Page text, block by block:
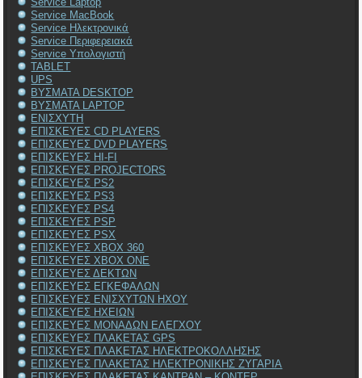
Service MacBook
Service Ηλεκτρονικά
Service Περιφερειακά
Service Υπολογιστή
TABLET
UPS
ΒΥΣΜΑΤΑ DESKTOP
ΒΥΣΜΑΤΑ LAPTOP
ΕΝΙΣΧΥΤΗ
ΕΠΙΣΚΕΥΕΣ CD PLAYERS
ΕΠΙΣΚΕΥΕΣ DVD PLAYERS
ΕΠΙΣΚΕΥΕΣ HI-FI
ΕΠΙΣΚΕΥΕΣ PROJECTORS
ΕΠΙΣΚΕΥΕΣ PS2
ΕΠΙΣΚΕΥΕΣ PS3
ΕΠΙΣΚΕΥΕΣ PS4
ΕΠΙΣΚΕΥΕΣ PSP
ΕΠΙΣΚΕΥΕΣ PSX
ΕΠΙΣΚΕΥΕΣ XBOX 360
ΕΠΙΣΚΕΥΕΣ XBOX ONE
ΕΠΙΣΚΕΥΕΣ ΔΕΚΤΩΝ
ΕΠΙΣΚΕΥΕΣ ΕΓΚΕΦΑΛΩΝ
ΕΠΙΣΚΕΥΕΣ ΕΝΙΣΧΥΤΩΝ ΗΧΟΥ
ΕΠΙΣΚΕΥΕΣ ΗΧΕΙΩΝ
ΕΠΙΣΚΕΥΕΣ ΜΟΝΑΔΩΝ ΕΛΕΓΧΟΥ
ΕΠΙΣΚΕΥΕΣ ΠΛΑΚΕΤΑΣ GPS
ΕΠΙΣΚΕΥΕΣ ΠΛΑΚΕΤΑΣ ΗΛΕΚΤΡΟΚΟΛΛΗΣΗΣ
ΕΠΙΣΚΕΥΕΣ ΠΛΑΚΕΤΑΣ ΗΛΕΚΤΡΟΝΙΚΗΣ ΖΥΓΑΡΙΑ